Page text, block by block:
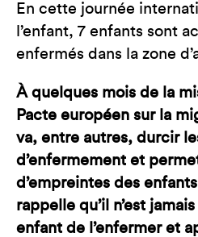
En cette journée
l’enfant, 7 enfants sont
enfermés dans la zone
À quelques mois de la
Pacte européen sur la
va, entre autres, durcir
d’enfermement et
d’empreintes des
rappelle qu’il n’est
enfant de l’enfermer et